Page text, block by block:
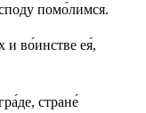
помо́лимся.
и во́инстве ея́,
стране́